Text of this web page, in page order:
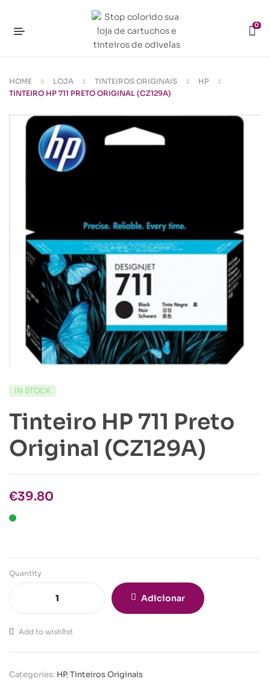
0
HOME LOJA TINTEIROS ORIGINAIS
HP
TINTEIRO HP 711 PRETO ORIGINAL (CZ129A)
IN STOCK
Tinteiro HP 711 Preto
Original (CZ129A)
€39.80
Quantity
Adicionar
Add to wishlist
Categories: HP,Tinteiros Originais